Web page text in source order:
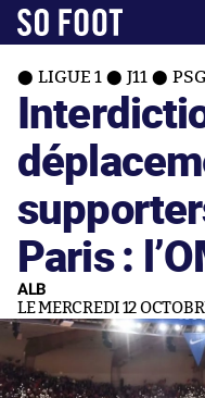
LIGUE 1 J11
Paris :
ALB
LE MERCREDI 12